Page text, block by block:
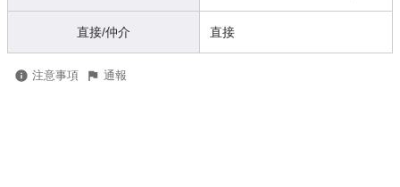
直接/仲介 直接
注意事項 通報